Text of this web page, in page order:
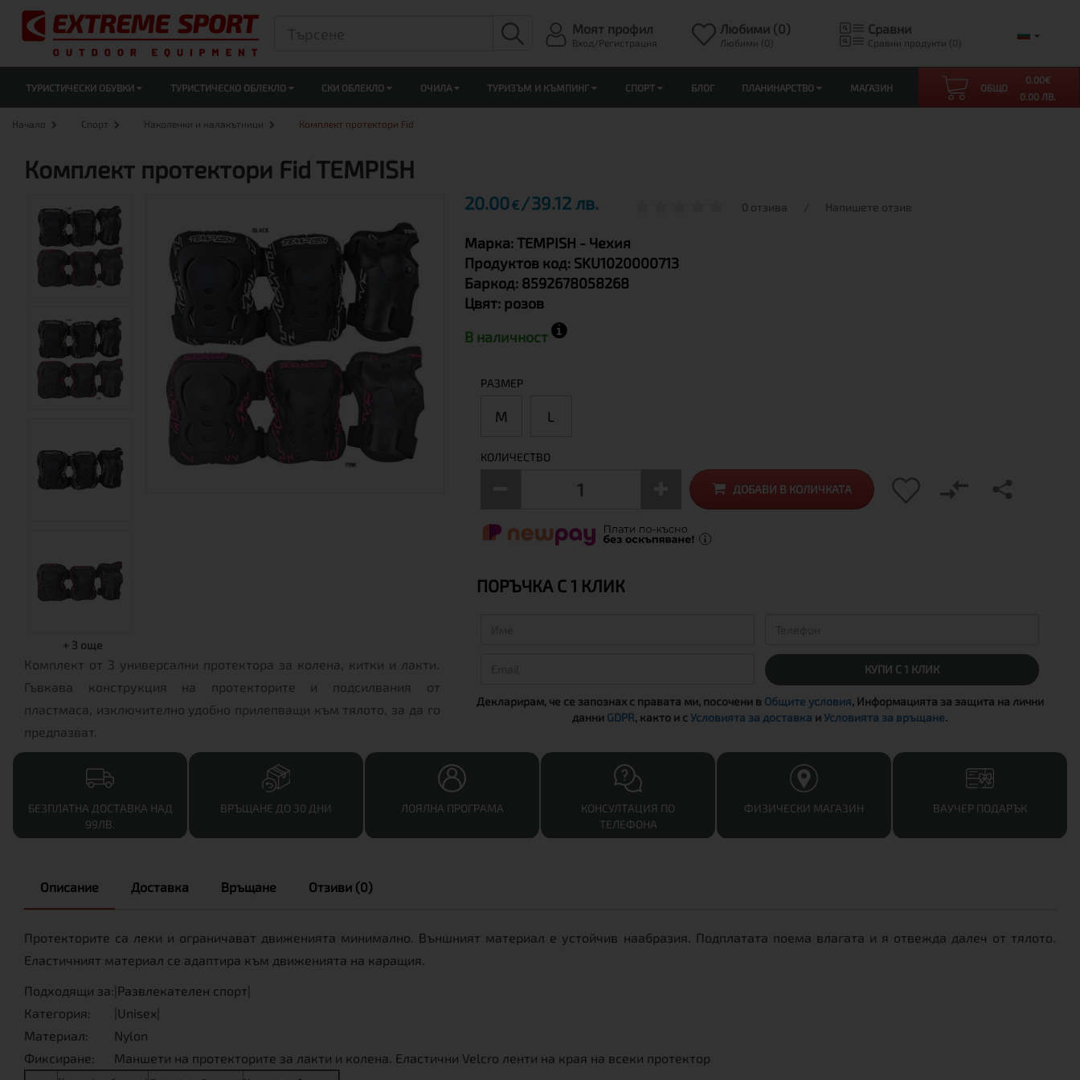
Моят профил
Вход/Регистрация
Любими (0)
Любими (0)
Сравни
Сравни продукти (0)
ТУРИСТИЧЕСКИ ОБУВКИ ТУРИСТИЧЕСКО ОБЛЕКЛО СКИ ОБЛЕКЛО ОЧИЛА ТУРИЗЪМ И КЪМПИНГ СПОРТ БЛОГ ПЛАНИНАРСТВО МАГАЗИН ОБЩО
0.00€
0.00 ЛВ.
Начало Спорт Наколенки и налакътници Комплект протектори Fid
Комплект протектори Fid TEMPISH
+ 3 още
Комплект от 3 универсални протектора за колена, китки и лакти.
Гъвкава конструкция на протекторите и подсилвания от
пластмаса, изключително удобно прилепващи към тялото, за да го
предпазват.
20.00€ 39.12 лв. 0 отзива / Напишете отзив
Марка:TEMPISH - Чехия
Продуктов код: SKU1020000713
Баркод: 8592678058268
Цвят: розов
В наличност
РАЗМЕР
М L
КОЛИЧЕСТВО
ДОБАВИ В КОЛИЧКАТА
ПОРЪЧКА С 1 КЛИК
КУПИ С 1 КЛИК
Декларирам, че се запознах с правата ми, посочени в Общите условия, Информацията за защита на лични
данни GDPR, както и сУсловията за доставка иУсловията за връщане.
БЕЗПЛАТНА ДОСТАВКА НАД
99ЛВ.
ВРЪЩАНЕ ДО 30 ДНИ ЛОЯЛНА ПРОГРАМА
КОНСУЛТАЦИЯ ПО
ТЕЛЕФОНА
ФИЗИЧЕСКИ МАГАЗИН ВАУЧЕР ПОДАРЪК
Описание Доставка Връщане Отзиви (0)
Протекторите са леки и ограничават движенията минимално. Външният материал е устойчив наабразия. Подплатата поема влагата и я отвежда далеч от тялото.
Еластичният материал се адаптира към движенията на каращия.
Подходящи за: |Развлекателен спорт|
Категория:
|Unisex|
Материал:
Nylon
Фиксиране:
Маншети на протекторите за лакти и колена. Еластични Velcro ленти на края на всеки протектор